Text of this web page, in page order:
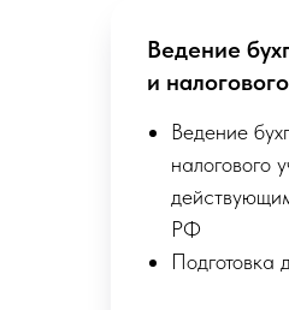
Ведение
и
Ведение
налогового
РФ